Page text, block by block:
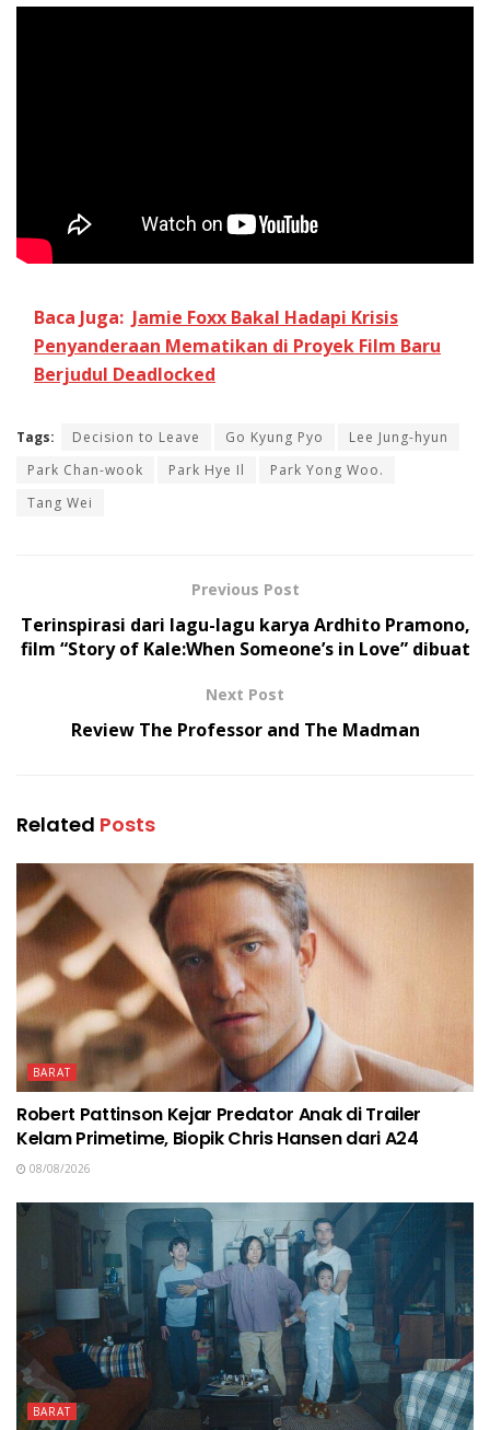
Baca Juga: Jamie Foxx Bakal Hadapi Krisis
Penyanderaan Mematikan di Proyek Film Baru
Berjudul Deadlocked
Tags: Decision to Leave Go Kyung Pyo
Lee Jung-hyun
Park Chan-wook
Park Hye Il
Park Yong Woo.
Tang Wei
Previous Post
Terinspirasi dari lagu-lagu karya Ardhito Pramono,
film “Story of Kale:When Someone’s in Love” dibuat
Next Post
Review The Professor and The Madman
Related Posts
BARAT
Robert Pattinson Kejar Predator Anak di Trailer
Kelam Primetime, Biopik Chris Hansen dari A24
08/08/2026
BARAT